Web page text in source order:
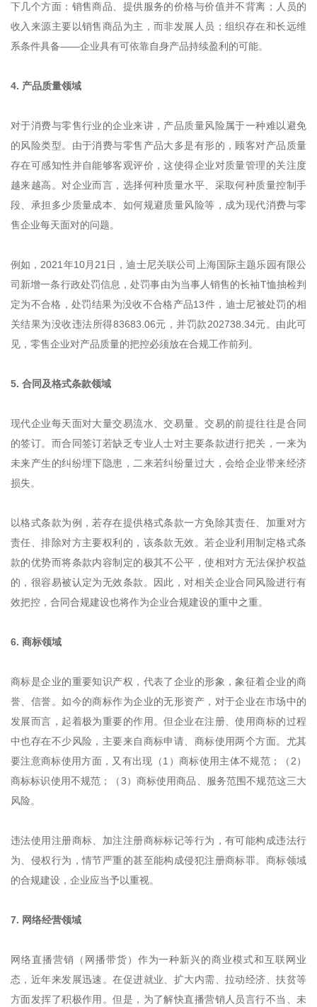
下几个方面：销售商品、提供服务的价格与价值并不背离；人员的
收入来源主要以销售商品为主，而非发展人员；组织存在和长远维
系条件具备——企业具有可依靠自身产品持续盈利的可能。
4. 产品质量领域
对于消费与零售行业的企业来讲，产品质量风险属于一种难以避免
的风险类型。由于消费与零售产品大多是有形的，顾客对产品质量
存在可感知性并自能够客观评价，这使得企业对质量管理的关注度
越来越高。对企业而言，选择何种质量水平、采取何种质量控制手
段、承担多少质量成本、如何规避质量风险等，成为现代消费与零
售企业每天面对的问题。
例如，2021年10月21日，迪士尼关联公司上海国际主题乐园有限公
司新增一条行政处罚信息，处罚事由为当事人销售的长袖T恤抽检判
定为不合格，处罚结果为没收不合格产品13件，迪士尼被处罚的相
关结果为没收违法所得83683.06元，并罚款202738.34元。由此可
见，零售企业对产品质量的把控必须放在合规工作前列。
5. 合同及格式条款领域
现代企业每天面对大量交易流水、交易量。交易的前提往往是合同
的签订。而合同签订若缺乏专业人士对主要条款进行把关，一来为
未来产生的纠纷埋下隐患，二来若纠纷量过大，会给企业带来经济
损失。
以格式条款为例，若存在提供格式条款一方免除其责任、加重对方
责任、排除对方主要权利的，该条款无效。若企业利用制定格式条
款的优势而将条款内容制定的极其不公平，使相对方无法保护权益
的，很容易被认定为无效条款。因此，对相关企业合同风险进行有
效把控，合同合规建设也将作为企业合规建设的重中之重。
6. 商标领域
商标是企业的重要知识产权，代表了企业的形象，象征着企业的商
誉、信誉。如今的商标作为企业的无形资产，对于企业在市场中的
发展而言，起着极为重要的作用。但企业在注册、使用商标的过程
中也存在不少风险，主要来自商标申请、商标使用两个方面。尤其
要注意商标使用方面，又有出现（1）商标使用主体不规范；（2）
商标标识使用不规范；（3）商标使用商品、服务范围不规范这三大
风险。
违法使用注册商标、加注注册商标标记等行为，有可能构成违法行
为、侵权行为，情节严重的甚至能构成侵犯注册商标罪。商标领域
的合规建设，企业应当予以重视。
7. 网络经营领域
网络直播营销（网播带货）作为一种新兴的商业模式和互联网业
态，近年来发展迅速。在促进就业、扩大内需、拉动经济、扶贫等
方面发挥了积极作用。但是，为了解快直播营销人员言行不当、未